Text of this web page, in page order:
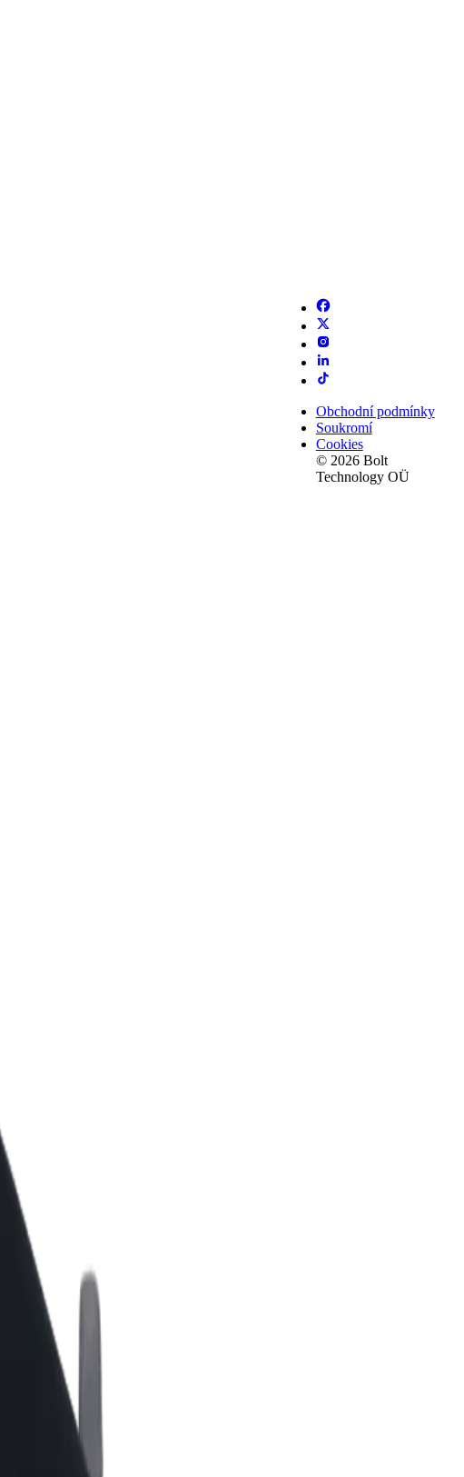
Obchodní podmínky
Soukromí
Cookies
© 2026 Bolt
Technology OÜ